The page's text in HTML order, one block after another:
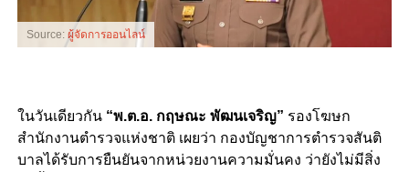
Source: ผู้จัดการออนไลน์
ในวันเดียวกัน “พ.ต.อ. กฤษณะ พัฒนเจริญ” รองโฆษก
สำนักงานตำรวจแห่งชาติ เผยว่า กองบัญชาการตำรวจสันติ
บาลได้รับการยืนยันจากหน่วยงานความมั่นคง ว่ายังไม่มีสิ่ง